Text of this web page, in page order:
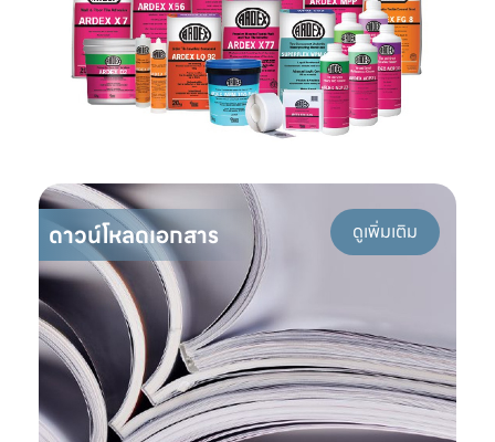
ดาวน์โหลดเอกสาร ดูเพิ่มเติม